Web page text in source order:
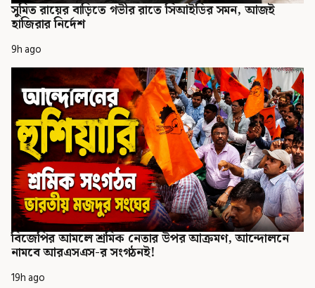
সুমিত রায়ের বাড়িতে গভীর রাতে সিআইডির সমন, আজই
হাজিরার নির্দেশ
9h ago
বিজেপির আমলে শ্রমিক নেতার উপর আক্রমণ, আন্দোলনে
নামবে আরএসএস-র সংগঠনই!
19h ago